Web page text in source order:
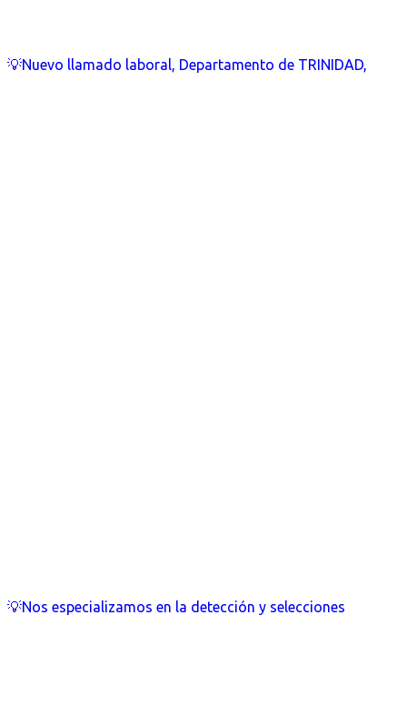
💡Nuevo llamado laboral, Departamento de TRINIDAD,
💡Nos especializamos en la detección y selecciones